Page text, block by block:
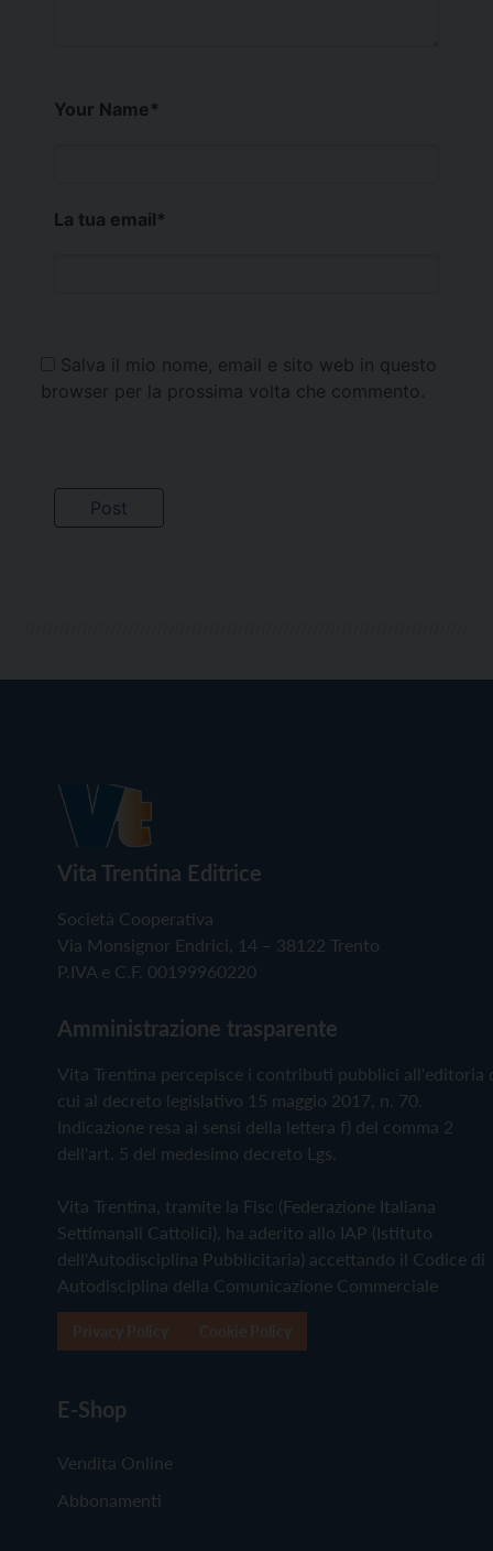
Your Name*
La tua email*
Salva il mio nome, email e sito web in questo
browser per la prossima volta che commento.
Vita Trentina Editrice
Società Cooperativa
Via Monsignor Endrici, 14 – 38122 Trento
P.IVA e C.F. 00199960220
Amministrazione trasparente
Vita Trentina percepisce i contributi pubblici all'editoria
cui al decreto legislativo 15 maggio 2017, n. 70.
Indicazione resa ai sensi della lettera f) del comma 2
dell'art. 5 del medesimo decreto Lgs.
Vita Trentina, tramite la Fisc (Federazione Italiana
Settimanali Cattolici), ha aderito allo IAP (Istituto
dell'Autodisciplina Pubblicitaria) accettando il Codice di
Autodisciplina della Comunicazione Commerciale
E-Shop
Vendita Online
Abbonamenti